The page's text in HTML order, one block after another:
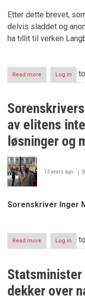
Etter dette brevet,
delvis sladdet og
ha tillit til verken
Read more
Tor
med
til
departementet
Log in
av elitens
løsninger og
13 years ago
Sorenskriver Inger
Read more about
beskrivelse
elitens
Log in
dekker over